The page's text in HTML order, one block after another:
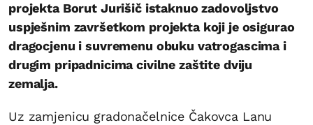
projekta Borut Jurišič istaknuo zadovoljstvo
uspješnim završetkom projekta koji je osigurao
dragocjenu i suvremenu obuku vatrogascima i
drugim pripadnicima civilne zaštite dviju
zemalja.
Uz zamjenicu gradonačelnice Čakovca Lanu